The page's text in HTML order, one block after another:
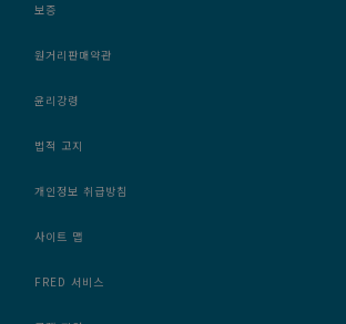
보증
원거리판매약관
윤리강령
법적 고지
개인정보 취급방침
사이트 맵
FRED 서비스